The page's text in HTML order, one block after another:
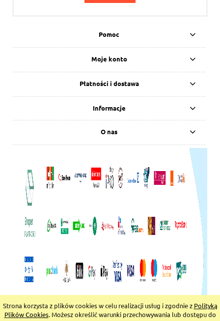
Strona korzysta z plików cookies w celu realizacji usług i zgodnie z Polityką
Plików Cookies. Możesz określić warunki przechowywania lub dostępu do
Pomoc
Moje konto
Płatności i dostawa
Informacje
O nas
pokaż pełną wersję strony